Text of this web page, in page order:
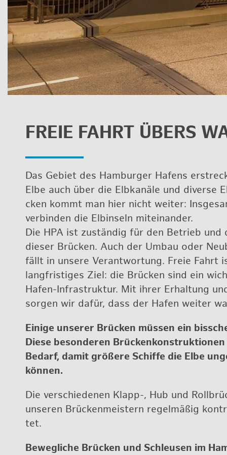
FREIE FAHRT ÜBERS
Das Ge­biet des Ham­bur­ger Ha­fens
Elbe auch über die Elb­ka­nä­le und di­ver­se
cken kommt man hier nicht wei­ter:
ver­bin­den die Elb­in­seln mit­ein­an­der.
Die HPA ist zu­stän­dig für den Be­trieb und
die­ser Brü­cken. Auch der Umbau oder
fällt in un­se­re Ver­ant­wor­tung. Freie Fahrt
lang­fris­ti­ges Ziel: die Brü­cken sind ein
Hafen-In­fra­struk­tur. Mit ihrer Er­hal­tung
sor­gen wir dafür, dass der Hafen wei­ter
Ei­ni­ge un­se­rer Brü­cken müs­sen ein
Diese be­son­de­ren
Be­darf, damit grö­ße­re Schif­fe die Elbe
kön­nen.
Die ver­schie­de­nen Klapp-, Hub und
un­se­ren Brü­cken­meis­tern re­gel­mä­ßig
tet.
Be­weg­li­che Brü­cken und Schleu­sen im